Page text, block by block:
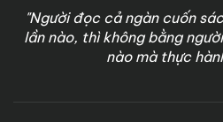
"Người đọc cả ngàn cuốn
lần nào, thì không bằng
nào mà thực